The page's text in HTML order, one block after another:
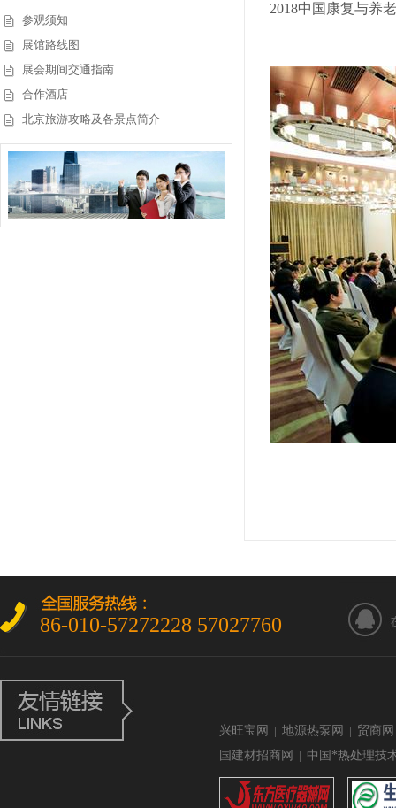
参观须知
展馆路线图
展会期间交通指南
合作酒店
北京旅游攻略及各景点简介
2018中国康复与养
86-010-57272228 57027760
兴旺宝网 | 地源热泵网 | 贸商网
国建材招商网
| 中国*热处理技